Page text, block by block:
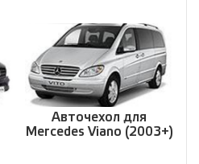
Авточехол для
Mercedes Viano (2003+)